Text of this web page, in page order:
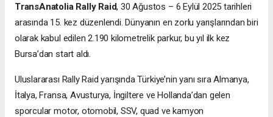
TransAnatolia Rally Raid, 30 Ağustos – 6 Eylül 2025 tarihleri
arasında 15. kez düzenlendi. Dünyanın en zorlu yarışlarından biri
olarak kabul edilen 2.190 kilometrelik parkur, bu yıl ilk kez
Bursa’dan start aldı.
Uluslararası Rally Raid yarışında Türkiye’nin yanı sıra Almanya,
İtalya, Fransa, Avusturya, İngiltere ve Hollanda’dan gelen
sporcular motor, otomobil, SSV, quad ve kamyon